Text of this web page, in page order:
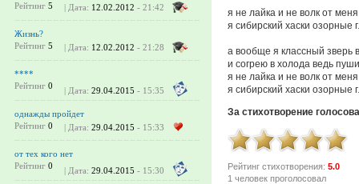
Рейтинг 5 | Дата: 12.02.2012 - 21:42
Жизнь?
Рейтинг 5 | Дата: 12.02.2012 - 21:28
****
Рейтинг 0 | Дата: 29.04.2015 - 15:35
однажды пройдет
Рейтинг 0 | Дата: 29.04.2015 - 15:33
от тех кого нет
Рейтинг 0 | Дата: 29.04.2015 - 15:30
я не лайка и не волк от
я сибирский хаски озорные
а вообще я классный зверь
и согрею в холода ведь
я не лайка и не волк от
я сибирский хаски озорные
За стихотворение
Рейтинг стихотворения: 5.0
1 человек проголосовал